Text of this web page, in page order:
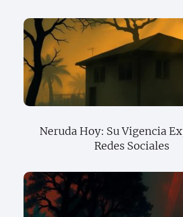
Neruda Hoy: Su Vigencia
Redes Sociales